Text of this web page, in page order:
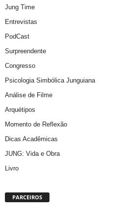
Jung Time
Entrevistas
PodCast
Surpreendente
Congresso
Psicologia Simbólica Junguiana
Análise de Filme
Arquétipos
Momento de Reflexão
Dicas Acadêmicas
JUNG: Vida e Obra
Livro
PARCEIROS